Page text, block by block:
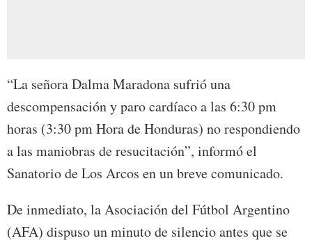
“La señora Dalma Maradona sufrió una
descompensación y paro cardíaco a las 6:30 pm
horas (3:30 pm Hora de Honduras) no respondiendo
a las maniobras de resucitación”, informó el
Sanatorio de Los Arcos en un breve comunicado.
De inmediato, la Asociación del Fútbol Argentino
(AFA) dispuso un minuto de silencio antes que se